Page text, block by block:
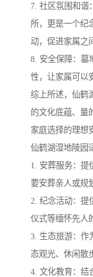
7. 社区氛围和谐
所，更是一个纪
动，促进家属之
8. 安全保障：墓
性，让家属可以
综上所述，仙鹤
的文化底蕴、量
家庭选择的理想
仙鹤湖湿地陵园
1. 安葬服务：提
要安葬亲人或规
2. 纪念活动：提
仪式等缅怀先人
3. 生态旅游：作
态观光、休闲散
4. 文化教育：结